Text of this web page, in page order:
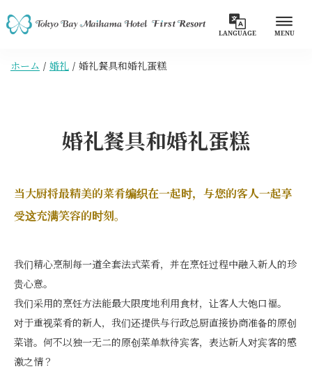
LANGUAGE MENU
ホーム 婚礼 婚礼餐具和婚礼蛋糕
婚礼餐具和婚礼蛋糕
当大厨将最精美的菜肴编织在一起时，与您的客人一起享
受这充满笑容的时刻。
我们精心烹制每一道全套法式菜肴，并在烹饪过程中融入新人的珍
贵心意。
我们采用的烹饪方法能最大限度地利用食材，让客人大饱口福。
对于重视菜肴的新人，我们还提供与行政总厨直接协商准备的原创
菜谱。何不以独一无二的原创菜单款待宾客，表达新人对宾客的感
激之情？